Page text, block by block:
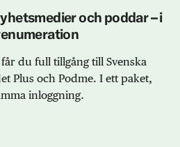
och poddar – i
du full tillgång till Svenska
Plus och Podme. I ett paket,
inloggning.